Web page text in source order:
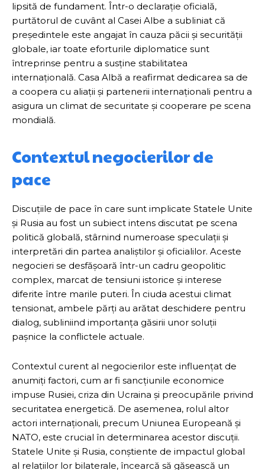
lipsită de fundament. Într-o declarație oficială,
purtătorul de cuvânt al Casei Albe a subliniat că
președintele este angajat în cauza păcii și securității
globale, iar toate eforturile diplomatice sunt
întreprinse pentru a susține stabilitatea
internațională. Casa Albă a reafirmat dedicarea sa de
a coopera cu aliații și partenerii internaționali pentru a
asigura un climat de securitate și cooperare pe scena
mondială.
Contextul negocierilor de
pace
Discuțiile de pace în care sunt implicate Statele Unite
și Rusia au fost un subiect intens discutat pe scena
politică globală, stârnind numeroase speculații și
interpretări din partea analiștilor și oficialilor. Aceste
negocieri se desfășoară într-un cadru geopolitic
complex, marcat de tensiuni istorice și interese
diferite între marile puteri. În ciuda acestui climat
tensionat, ambele părți au arătat deschidere pentru
dialog, subliniind importanța găsirii unor soluții
pașnice la conflictele actuale.
Contextul curent al negocierilor este influențat de
anumiți factori, cum ar fi sancțiunile economice
impuse Rusiei, criza din Ucraina și preocupările privind
securitatea energetică. De asemenea, rolul altor
actori internaționali, precum Uniunea Europeană și
NATO, este crucial în determinarea acestor discuții.
Statele Unite și Rusia, conștiente de impactul global
al relațiilor lor bilaterale, încearcă să găsească un